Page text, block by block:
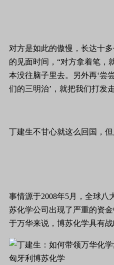
对方是如此的傲慢，长达十
的见面时间，“对方拿着笔，
本没往脑子里去。另外再‘尝
们的三明治’，就把我们打发走
丁建生不甘心就这么回国，
事情源于2008年5月，全球八
苏化学公司出现了严重的资
于万华来说，博苏化学具有战
匈牙利博苏化学